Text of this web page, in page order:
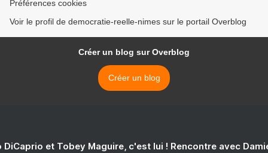
Préférences cookies
Voir le profil de democratie-reelle-nimes sur le portail Overblog
Créer un blog sur Overblog
Créer un blog
DiCaprio et Tobey Maguire, c'est lui ! Rencontre avec